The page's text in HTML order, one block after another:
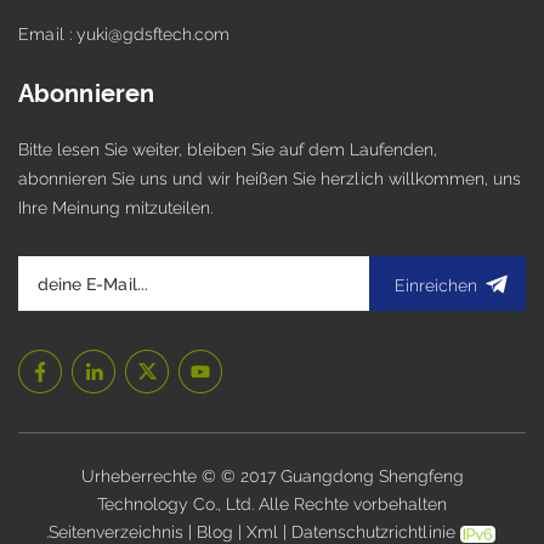
Email : yuki@gdsftech.com
Abonnieren
Bitte lesen Sie weiter, bleiben Sie auf dem Laufenden,
abonnieren Sie uns und wir heißen Sie herzlich willkommen, uns
Ihre Meinung mitzuteilen.
Einreichen
Urheberrechte © © 2017 Guangdong Shengfeng
Technology Co., Ltd. Alle Rechte vorbehalten
.Seitenverzeichnis Blog Xml| Datenschutzrichtlinie